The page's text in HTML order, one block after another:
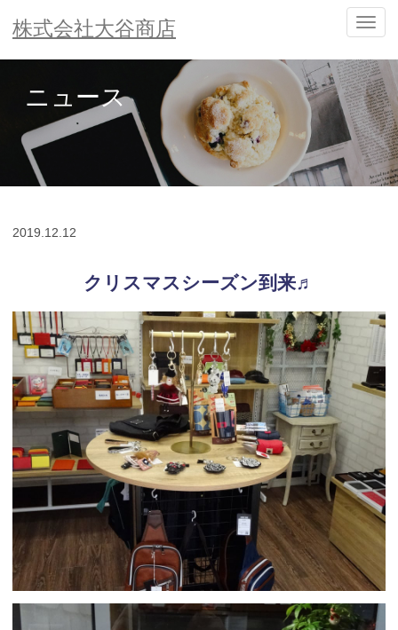
ナ
ビ
ゲ
ー
シ
ョ
ン
の
切
替
株式会社大谷商店
ニュース
2019. 12.12
クリスマスシーズン到来♬